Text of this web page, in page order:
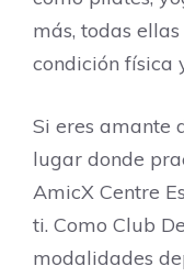
más, todas
condición física
Si eres amante
lugar donde
AmicX Centre
ti. Como Club
modalidades